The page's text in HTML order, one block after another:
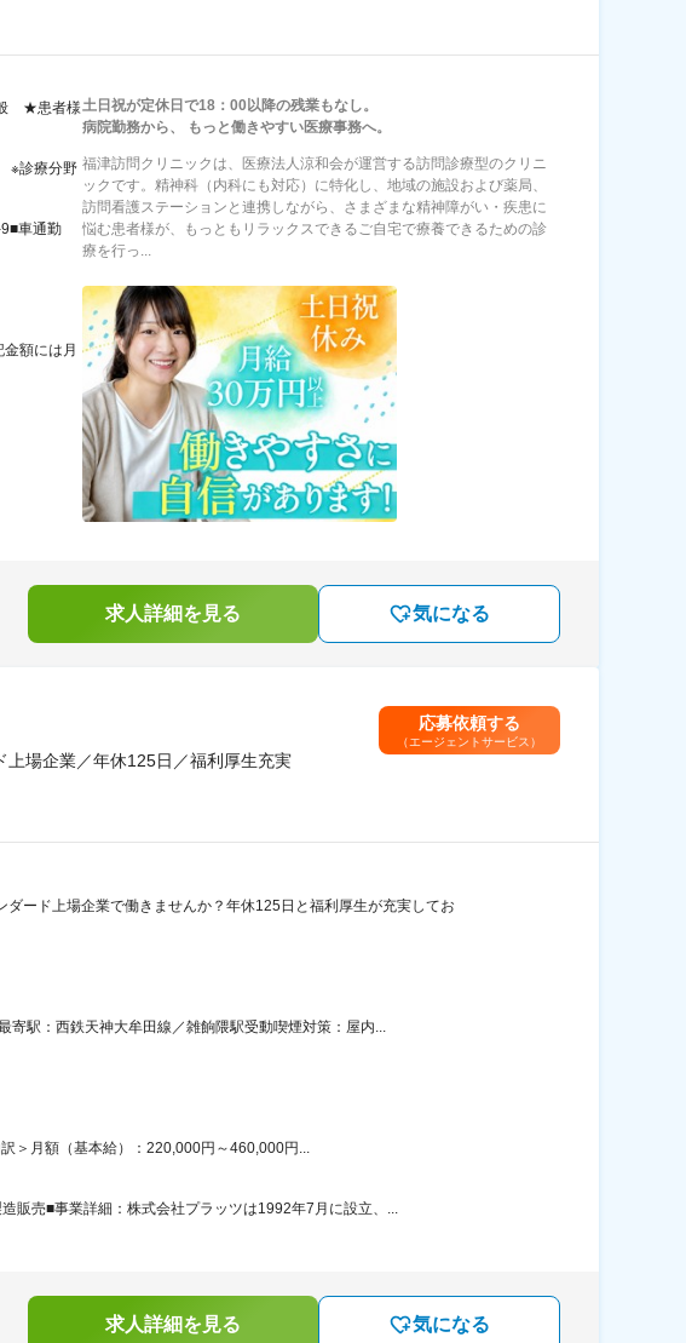
般 ★患者様
※診療分野
車通勤
額には月
土日祝が定休日で18：00以降の残業もなし。
病院勤務から、 もっと働きやすい医療事務へ。
福津訪問クリニックは、医療法人涼和会が運営する訪問診療型のクリニ
ックです。精神科（内科にも対応）に特化し、地域の施設および薬局、
訪問看護ステーションと連携しながら、さまざまな精神障がい・疾患に
悩む患者様が、もっともリラックスできるご自宅で療養できるための診
療を行っ...
求人詳細を見る 気になる
上場企業／年休125日／福利厚生充実
応募依頼する
（エージェントサービス）
ード上場企業で働きませんか？年休125日と福利厚生が充実してお
寄駅：西鉄天神大牟田線／雑餉隈駅受動喫煙対策：屋内...
＞月額（基本給）：220,000円～460,000円...
販売■事業詳細：株式会社プラッツは1992年7月に設立、...
求人詳細を見る 気になる